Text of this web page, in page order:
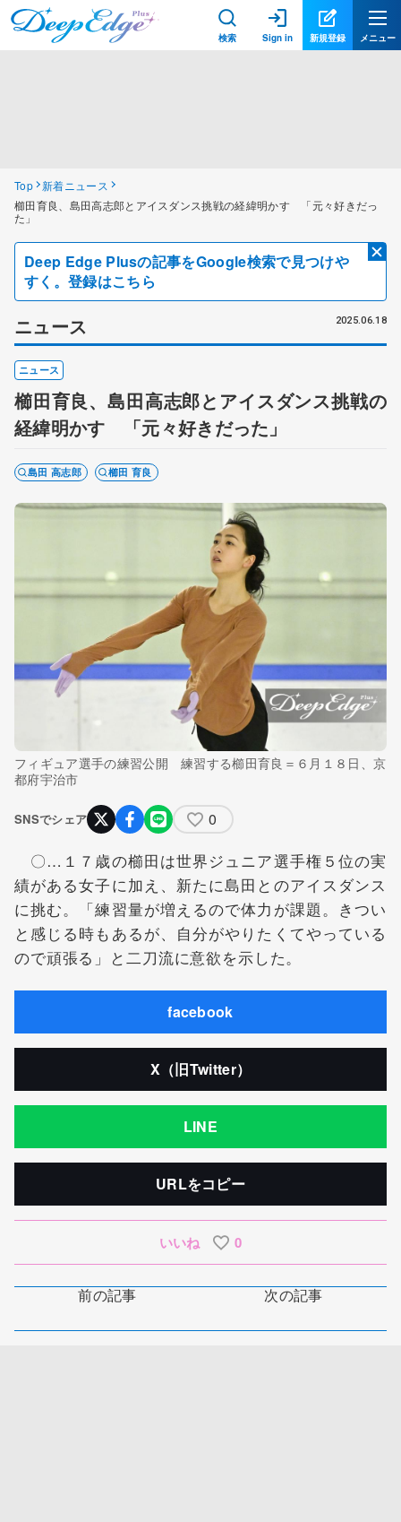
検索 Sign in 新規登録 メニュー
Top 新着ニュース
櫛田育良、島田高志郎とアイスダンス挑戦の経緯明かす 「元々好きだっ
た」
Deep Edge Plusの記事をGoogle検索で見つけや
すく。登録はこちら
ニュース 2025.06.18
ニュース
櫛田育良、島田高志郎とアイスダンス挑戦の
経緯明かす 「元々好きだった」
島田 高志郎 櫛田 育良
フィギュア選手の練習公開 練習する櫛田育良＝６月１８日、京
都府宇治市
SNSでシェア 0
〇…１７歳の櫛田は世界ジュニア選手権５位の実
績がある女子に加え、新たに島田とのアイスダンス
に挑む。「練習量が増えるので体力が課題。きつい
と感じる時もあるが、自分がやりたくてやっている
ので頑張る」と二刀流に意欲を示した。
facebook
X（旧Twitter）
LINE
URLをコピー
いいね 0
前の記事 次の記事